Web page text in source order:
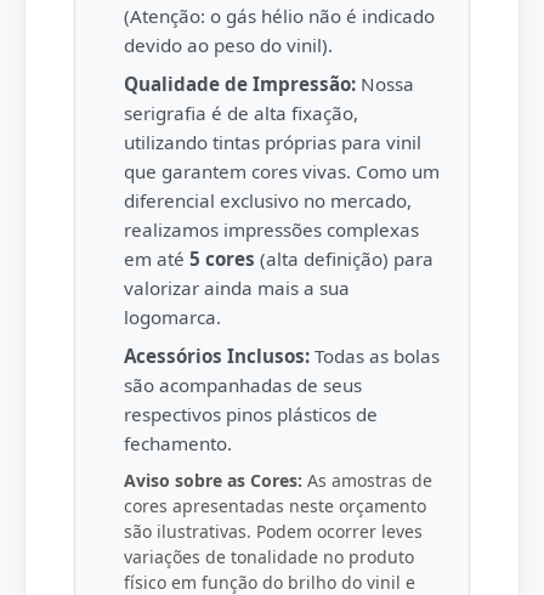
(Atenção: o gás hélio não é indicado
devido ao peso do vinil).
Qualidade de Impressão: Nossa
serigrafia é de alta fixação,
utilizando tintas próprias para vinil
que garantem cores vivas. Como um
diferencial exclusivo no mercado,
realizamos impressões complexas
em até 5 cores (alta definição) para
valorizar ainda mais a sua
logomarca.
Acessórios Inclusos: Todas as bolas
são acompanhadas de seus
respectivos pinos plásticos de
fechamento.
Aviso sobre as Cores: As amostras de
cores apresentadas neste orçamento
são ilustrativas. Podem ocorrer leves
variações de tonalidade no produto
físico em função do brilho do vinil e